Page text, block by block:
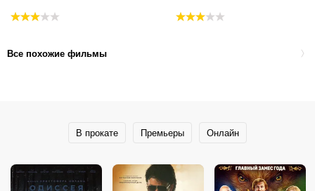
Все похожие фильмы
В прокате Премьеры Онлайн